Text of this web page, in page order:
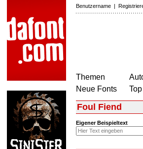
Benutzername |
Themen
Neue Fonts
Top
Foul Fiend
Eigener Beispieltext